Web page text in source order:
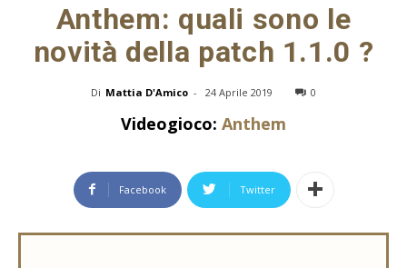
Anthem: quali sono le
novità della patch 1.1.0 ?
Di Mattia D'Amico - 24 Aprile 2019 0
Videogioco: Anthem
Facebook Twitter